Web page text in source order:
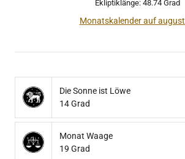
Ekliptiklänge: 48.74 Grad
Monatskalender auf
Die Sonne ist Löwe
14 Grad
Monat Waage
19 Grad